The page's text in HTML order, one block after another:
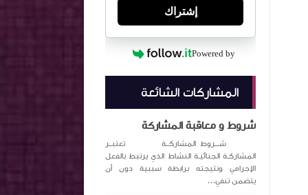
إشتراك
Powered by
المشاركات الشائعة
شروط و معاقبة المشاركة
شـــروط المشاركــة تعتبــر
المشاركـة الجنائيـة النشاط الذي يرتبط بالفعل
الإجرامي ونتيجته برابطة سببية دون أن
يتضمن تنفي...